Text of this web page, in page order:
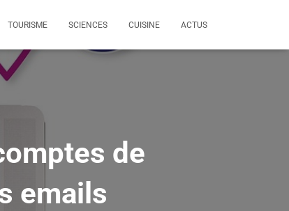
TOURISME SCIENCES CUISINE ACTUS
de
emails